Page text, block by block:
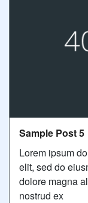
Sample Post 5
Lorem ipsum
elit, sed do
dolore magna
nostrud ex